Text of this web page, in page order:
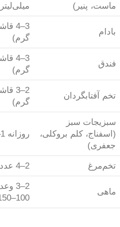
ماست، پنیر)
میلی‌لیتر شیر یا
بادام
گرم)
فندق
گرم)
تخم آفتابگردان
گرم)
سبزیجات سبز
(اسفناج، کلم بروکلی،
جعفری)
روزانه 1–2 فنجان پخته یا خام
تخم‌مرغ 2–4 عدد در هفته
ماهی
100–150 گرم)